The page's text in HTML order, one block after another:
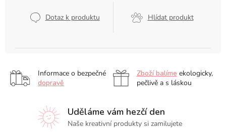
Dotaz k produktu Hlídat produkt
Informace o bezpečné
dopravě
Zboží balíme ekologicky,
pečlivě a s láskou
Uděláme vám hezčí den
Naše kreativní produkty si zamilujete